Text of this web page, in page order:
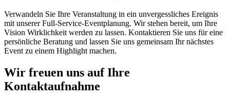
Verwandeln Sie Ihre Veranstaltung in ein unvergessliches Ereignis
mit unserer Full-Service-Eventplanung. Wir stehen bereit, um Ihre
Vision Wirklichkeit werden zu lassen. Kontaktieren Sie uns für eine
persönliche Beratung und lassen Sie uns gemeinsam Ihr nächstes
Event zu einem Highlight machen.
Wir freuen uns auf Ihre
Kontaktaufnahme